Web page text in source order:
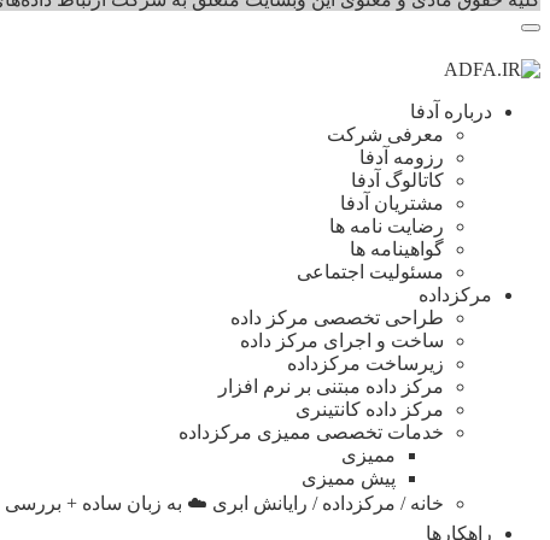
درباره آدفا
معرفی شرکت
رزومه آدفا
کاتالوگ آدفا
مشتریان آدفا
رضایت نامه ها
گواهینامه ها
مسئولیت اجتماعی
مرکزداده
طراحی تخصصی مرکز داده
ساخت و اجرای مرکز داده
زیرساخت مرکزداده
مرکز داده مبتنی بر نرم افزار
مرکز داده کانتینری
خدمات تخصصی ممیزی مرکزداده
ممیزی
پیش ممیزی
خانه / مرکزداده / رایانش ابری ☁️ به زبان ساده + بررسی
راهکارها